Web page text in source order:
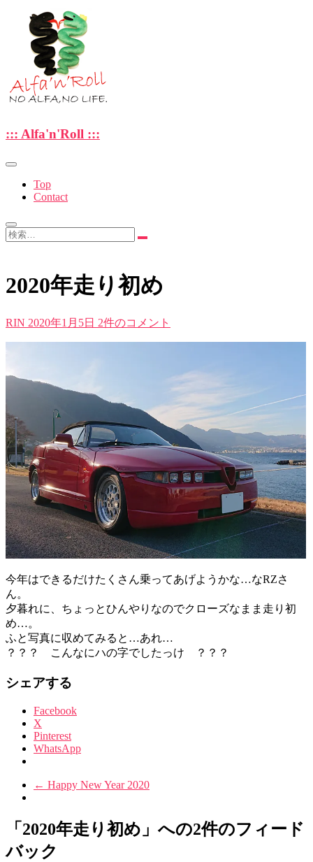
content
::: Alfa'n'Roll :::
::: Alfa'n'Roll :::
Top
Contact
検
2020年走り初め
RIN 2020年1月5日 2件のコメント
今年はできるだけたくさん乗ってあげようかな…なRZさ
ん。
夕暮れに、ちょっとひんやりなのでクローズなまま走り初
め…。
ふと写真に収めてみると…あれ…
？？？ こんなにハの字でしたっけ ？？？
シェアする
Facebook
X
Pinterest
WhatsApp
← Happy New Year 2020
「2020年走り初め」への2件のフィード
バック